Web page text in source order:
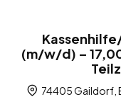
(m/w/d) –
74405 Gaildorf,